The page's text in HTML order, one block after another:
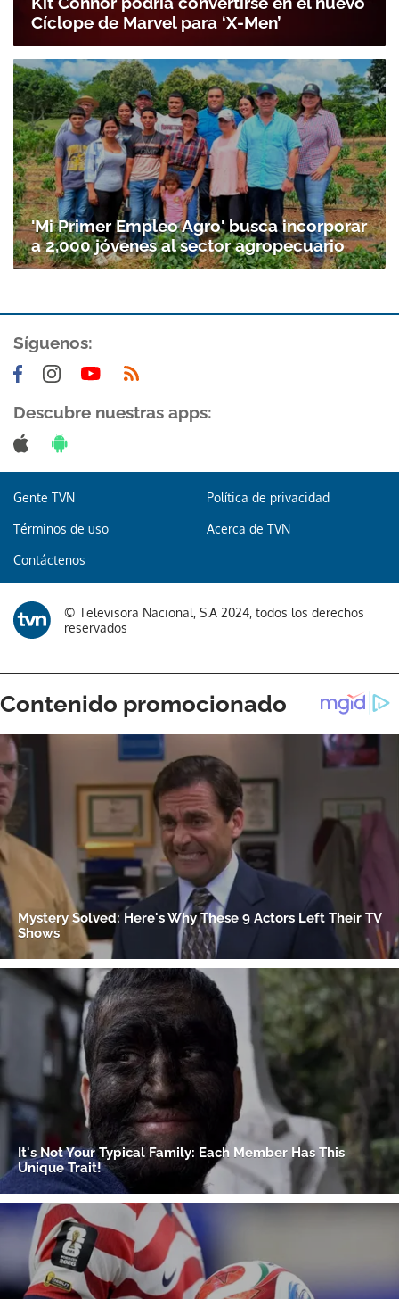
Cíclope de Marvel para ‘X-Men’
'Mi Primer Empleo Agro' busca incorporar
a 2,000 jóvenes al sector agropecuario
Síguenos:
Descubre nuestras apps:
Gente TVN Política de privacidad
Términos de uso Acerca de TVN
Contáctenos
© Televisora Nacional, S.A 2024, todos los derechos
reservados